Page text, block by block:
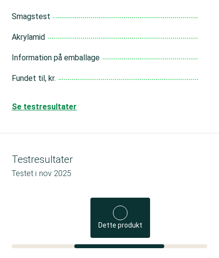
Smagstest
Akrylamid
Information på emballage
Fundet til, kr.
Se testresultater
Testresultater
Testet i nov 2025
Dette produkt